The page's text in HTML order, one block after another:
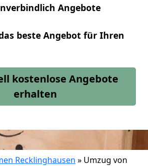
Angebote
beste Angebot für Ihren
kostenlose Angebote
erhalten
Recklinghausen » Umzug von